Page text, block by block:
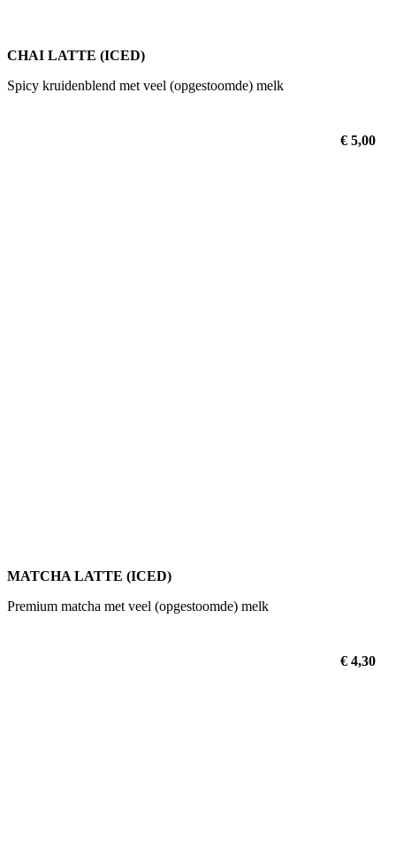
CHAI LATTE (ICED)
Spicy kruidenblend met veel (opgestoomde) melk
MATCHA LATTE (ICED)
Premium matcha met veel (opgestoomde) melk
€ 5,00
€ 4,30